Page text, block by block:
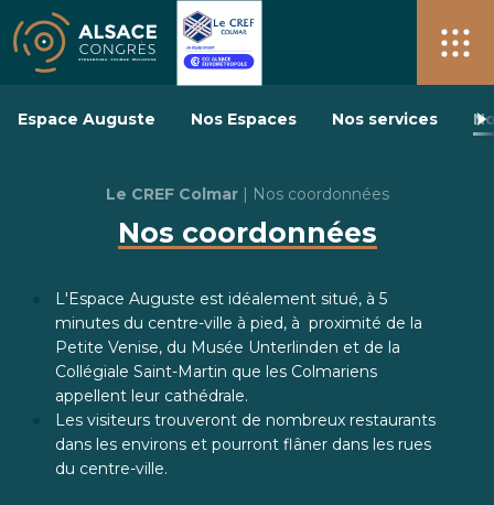
Alsace Congrès + de 40 salles pour vos événements à
Le CREF Colmar 17 Espaces à
Espace Auguste Nos Espaces Nos services
Le CREF Colmar| Nos coordonnées
Nos coordonnées
L'Espace Auguste est idéalement situé, à 5
minutes du centre-ville à pied, à proximité de la
Petite Venise, du Musée Unterlinden et de la
Collégiale Saint-Martin que les Colmariens
appellent leur cathédrale.
Les visiteurs trouveront de nombreux restaurants
dans les environs et pourront flâner dans les rues
du centre-ville.